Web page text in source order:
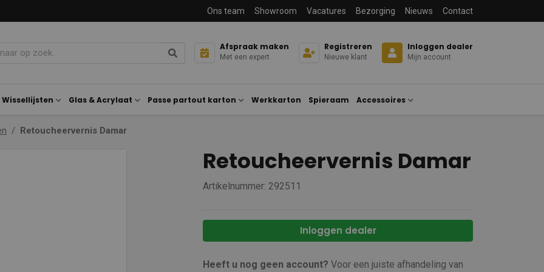
Ons team Showroom Vacatures Bezorging Nieuws Contact
Afspraak maken
Met een expert
Registreren
Nieuwe klant
Inloggen dealer
Mijn account
Wissellijsten Glas & Acrylaat Passe partout karton Werkkarton Spieraam Accessoires
Retoucheervernis Damar
Retoucheervernis Damar
Artikelnummer: 292511
Inloggen dealer
Heeft u nog geen account? Voor een juiste afhandeling van